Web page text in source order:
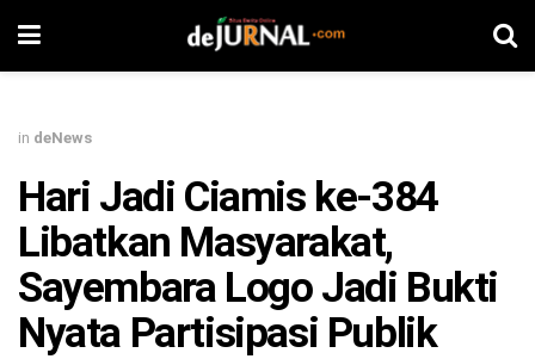
in deNews
Hari Jadi Ciamis ke-384
Libatkan Masyarakat,
Sayembara Logo Jadi Bukti
Nyata Partisipasi Publik